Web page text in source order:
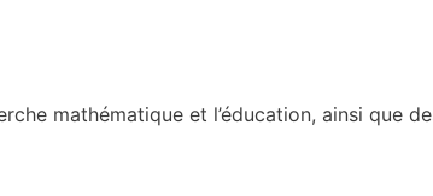
mathématique et l’éducation, ainsi que